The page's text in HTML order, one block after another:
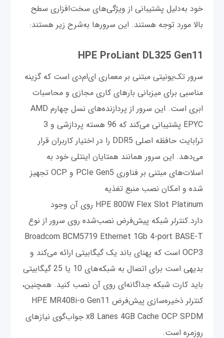
خود به‌دلیل پشتیبانی از ویژگی‌های سخت‌افزاری سطح
بالا مورد توجه هستند. این سرورها به‌شرح زیر هستند:
HPE ProLiant DL325 Gen11
سرور تک‌یونیتی مبتنی بر معماری ای‌ام‌دی است که گزینه
مناسبی برای میزبانی بارهای کاری مجازی‌ و محاسبات
ابری است. این سرور از پردازنده‌های نسل چهارم AMD
EPYC پشتیبانی می‌کند که 96 هسته پردازشی و 3
ترابایت حافظه اصلی DDR5 را در اختیار کاربران قرار
می‌دهد. این سرور همانند همتایان اینتلی خود به
اسلات‌های مبتنی بر فناوری PCIe Gen5 و OCP تجهیز
شده و امکان نصب منبع تغذیه
HPE 800W Flex Slot Platinum روی آن وجود
دارد.کنترلر شبکه پیش‌فرض نصب‌شده روی سرور از نوع
Broadcom BCM5719 Ethernet 1Gb 4-port BASE-T
OCP3 است که پهنای باند یک گیگابیتی ارائه می‌کند و
بدیهی است برای اتصال به شبکه‌های 10 یا 25 گیگابیتی
باید کارت شبکه جداگانه‌ای روی آن نصب کنید. همچنین،
کنترلر ذخیره‌سازی پیش‌فرض HPE MR408i-o Gen11
x8 Lanes 4GB Cache OCP SPDM جواب‌گوی نیازهای
روزمره است.